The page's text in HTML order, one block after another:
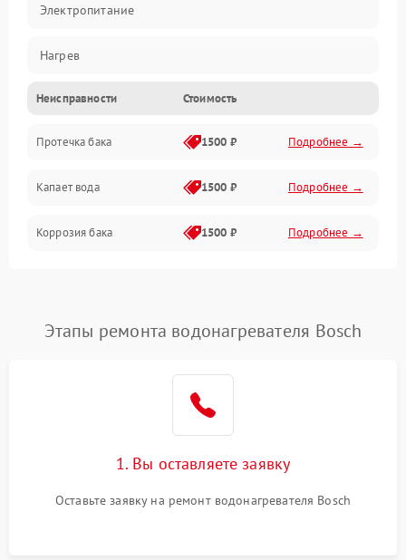
Электропитание
Нагрев
Датчики
Механика
Неисправности Стоимость
Протечка бака 1500 ₽ Подробнее →
Капает вода 1500 ₽ Подробнее →
Коррозия бака 1500 ₽ Подробнее →
Этапы ремонта водонагревателя Bosch
1. Вы оставляете заявку
Оставьте заявку на ремонт водонагревателя Bosch